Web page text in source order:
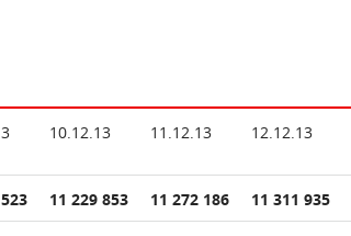
10.12.13 11.12.13 12.12.13
11 229 853 11 272 186 11 311 935